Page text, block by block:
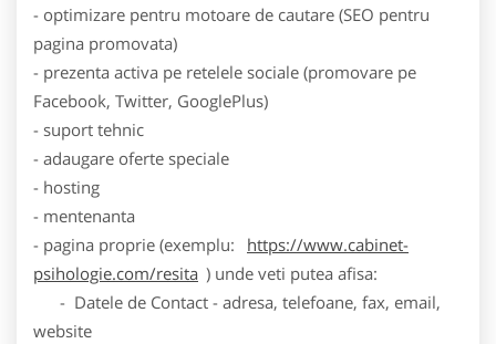
- optimizare pentru motoare de cautare (SEO pentru
pagina promovata)
- prezenta activa pe retelele sociale (promovare pe
Facebook, Twitter, GooglePlus)
- suport tehnic
- adaugare oferte speciale
- hosting
- mentenanta
- pagina proprie (exemplu:
https://www.cabinet-
psihologie.com/resita ) unde veti putea afisa:
- Datele de Contact - adresa, telefoane, fax, email,
website